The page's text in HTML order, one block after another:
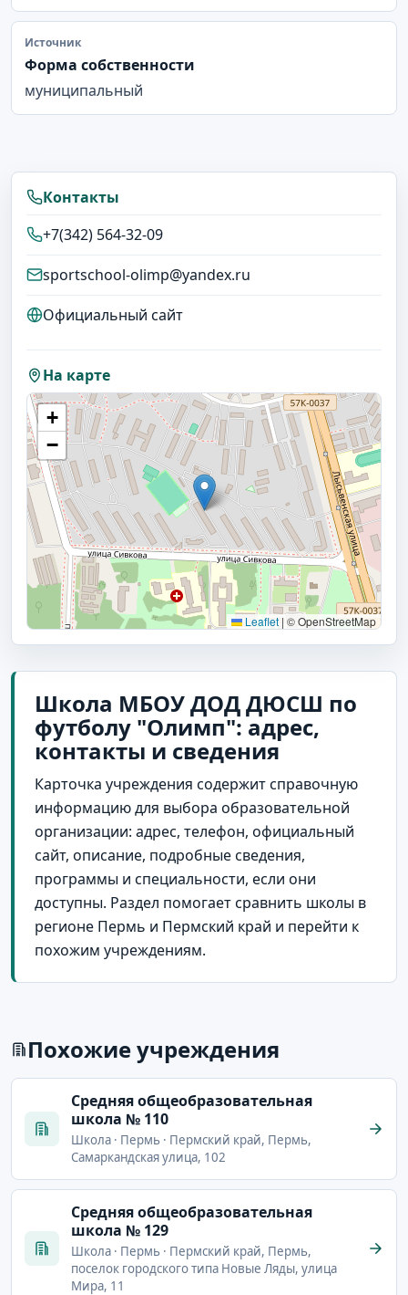
Источник
Форма собственности
муниципальный
Контакты
+7(342) 564-32-09
sportschool-olimp@yandex.ru
Официальный сайт
На карте
+
−
Leaflet | © OpenStreetMap
Школа МБОУ ДОД ДЮСШ по
футболу "Олимп": адрес,
контакты и сведения
Карточка учреждения содержит справочную
информацию для выбора образовательной
организации: адрес, телефон, официальный
сайт, описание, подробные сведения,
программы и специальности, если они
доступны. Раздел помогает сравнить школы в
регионе Пермь и Пермский край и перейти к
похожим учреждениям.
Похожие учреждения
Cредняя общеобразовательная
школа № 110
Школа · Пермь · Пермский край, Пермь,
Самаркандская улица, 102
Cредняя общеобразовательная
школа № 129
Школа · Пермь · Пермский край, Пермь,
поселок городского типа Новые Ляды, улица
Мира, 11